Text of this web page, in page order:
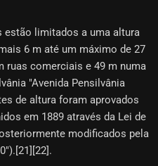
estão limitados a uma altura
6 m até um máximo de 27
ruas comerciais e 49 m numa
"Avenida Pensilvânia
de altura foram aprovados
em 1889 através da Lei de
modificados pela